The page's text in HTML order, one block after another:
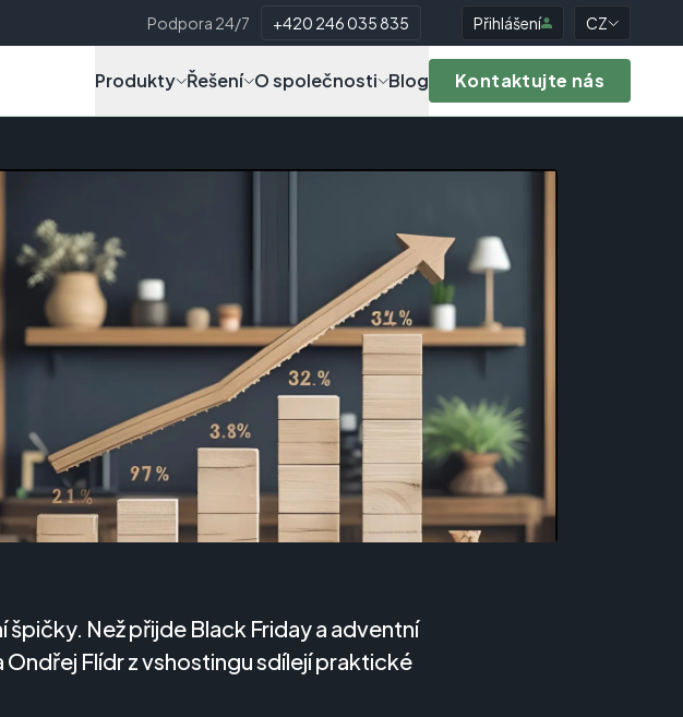
Podpora 24/7 +420 246 035 835 Přihlášení CZ
Produkty Řešení O společnosti Blog Kontaktujte nás
Než přijde Black Friday a adventní
Flídr z vshostingu sdílejí praktické